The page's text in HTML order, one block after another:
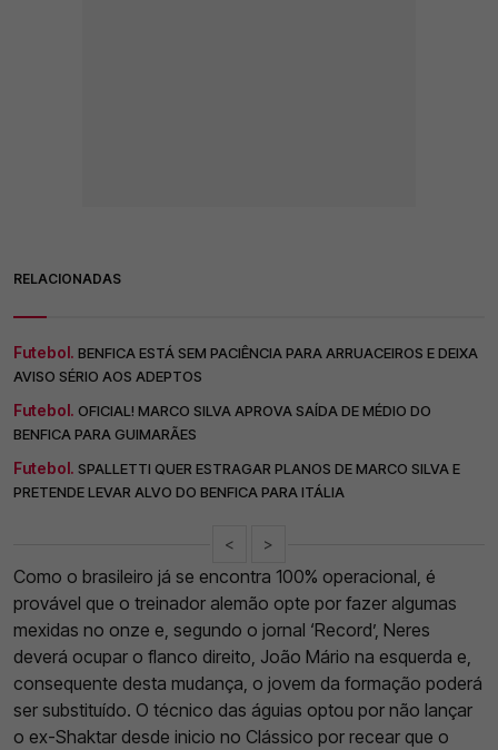
RELACIONADAS
Futebol. BENFICA ESTÁ SEM PACIÊNCIA PARA ARRUACEIROS E DEIXA
AVISO SÉRIO AOS ADEPTOS
Futebol. OFICIAL! MARCO SILVA APROVA SAÍDA DE MÉDIO DO
BENFICA PARA GUIMARÃES
Futebol. SPALLETTI QUER ESTRAGAR PLANOS DE MARCO SILVA E
PRETENDE LEVAR ALVO DO BENFICA PARA ITÁLIA
< >
Como o brasileiro já se encontra 100% operacional, é
provável que o treinador alemão opte por fazer algumas
mexidas no onze e, segundo o jornal ‘Record’, Neres
deverá ocupar o flanco direito, João Mário na esquerda e,
consequente desta mudança, o jovem da formação poderá
ser substituído. O técnico das águias optou por não lançar
o ex-Shaktar desde inicio no Clássico por recear que o